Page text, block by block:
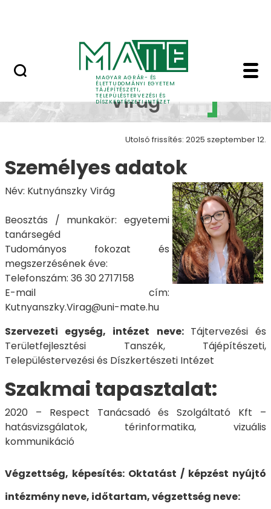
MAGYAR AGRÁR- ÉS
ÉLETTUDOMÁNYI EGYETEM
TÁJÉPÍTÉSZETI,
TELEPÜLÉSTERVEZÉSI ÉS
DÍSZKERTÉSZETI INTÉZET
Kutnyánszky Virág -
Kutnyánszky
Virág
Utolsó frissítés: 2025 szeptember 12.
Személyes adatok
Név: Kutnyánszky Virág
Beosztás / munkakör: egyetemi
tanársegéd
Tudományos fokozat és
megszerzésének éve:
Telefonszám: 36 30 2717158
E-mail cím:
Kutnyanszky.Virag@uni-mate.hu
Szervezeti egység, intézet neve: Tájtervezési és
Területfejlesztési Tanszék, Tájépítészeti,
Településtervezési és Díszkertészeti Intézet
Szakmai tapasztalat:
2020 – Respect Tanácsadó és Szolgáltató Kft –
hatásvizsgálatok, térinformatika, vizuális
kommunikáció
Végzettség, képesítés: Oktatást / képzést nyújtó
intézmény neve, időtartam, végzettség neve: